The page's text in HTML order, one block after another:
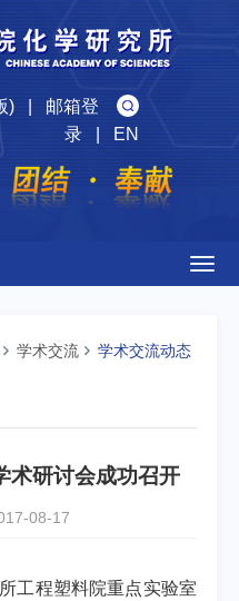
)| 邮箱登
录| EN
学术交流 学术交流动态
术研讨会成功召开
08-17
工程塑料院重点实验室